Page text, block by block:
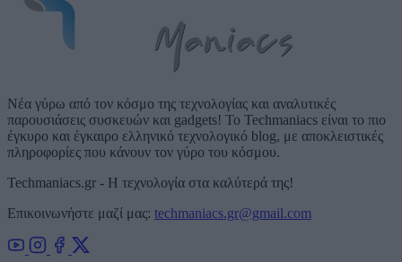
Νέα γύρω από τον κόσμο της τεχνολογίας και αναλυτικές
παρουσιάσεις συσκευών και gadgets! Το Techmaniacs είναι το πιο
έγκυρο και έγκαιρο ελληνικό τεχνολογικό blog, με αποκλειστικές
πληροφορίες που κάνουν τον γύρο του κόσμου.
Techmaniacs.gr - Η τεχνολογία στα καλύτερά της!
Επικοινωνήστε μαζί μας: techmaniacs.gr@gmail.com